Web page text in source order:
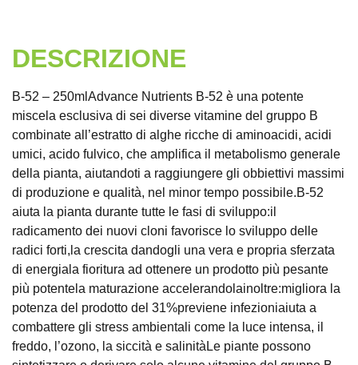
DESCRIZIONE
B-52 – 250mlAdvance Nutrients B-52 è una potente
miscela esclusiva di sei diverse vitamine del gruppo B
combinate all’estratto di alghe ricche di aminoacidi, acidi
umici, acido fulvico, che amplifica il metabolismo generale
della pianta, aiutandoti a raggiungere gli obbiettivi massimi
di produzione e qualità, nel minor tempo possibile.B-52
aiuta la pianta durante tutte le fasi di sviluppo:il
radicamento dei nuovi cloni favorisce lo sviluppo delle
radici forti,la crescita dandogli una vera e propria sferzata
di energiala fioritura ad ottenere un prodotto più pesante
più potentela maturazione accelerandolainoltre:migliora la
potenza del prodotto del 31%previene infezioniaiuta a
combattere gli stress ambientali come la luce intensa, il
freddo, l’ozono, la siccità e salinitàLe piante possono